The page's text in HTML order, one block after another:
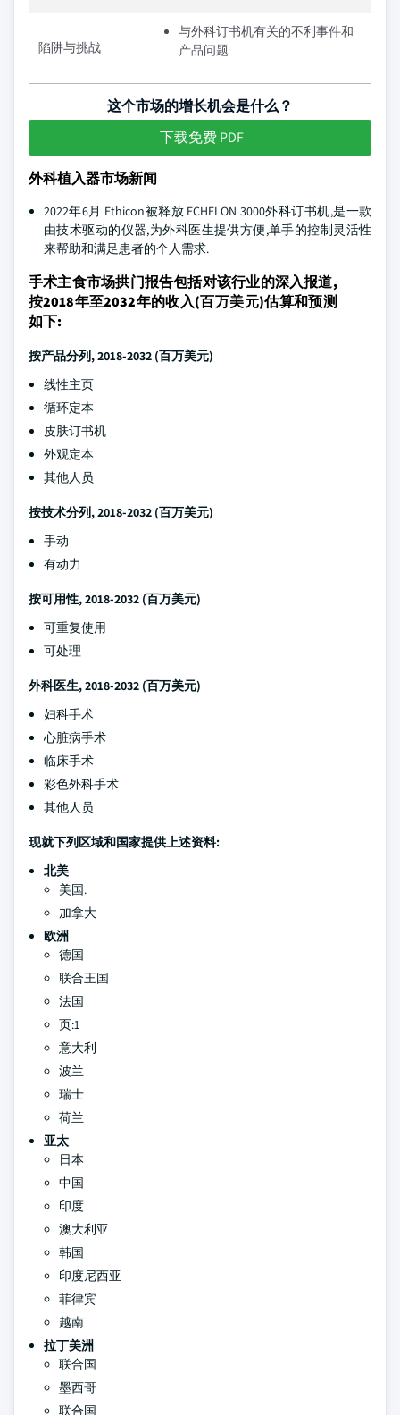
陷阱与挑战
与外科订书机有关的不利事件和
产品问题
这个市场的增长机会是什么？
下载免费 PDF
外科植入器市场新闻
2022年6月 Ethicon被释放 ECHELON 3000外科订书机,是一款
由技术驱动的仪器,为外科医生提供方便,单手的控制灵活性
来帮助和满足患者的个人需求.
手术主食市场拱门报告包括对该行业的深入报道,
按2018年至2032年的收入(百万美元)估算和预测
如下:
按产品分列, 2018-2032 (百万美元)
线性主页
循环定本
皮肤订书机
外观定本
其他人员
按技术分列, 2018-2032 (百万美元)
手动
有动力
按可用性, 2018-2032 (百万美元)
可重复使用
可处理
外科医生, 2018-2032 (百万美元)
妇科手术
心脏病手术
临床手术
彩色外科手术
其他人员
现就下列区域和国家提供上述资料:
北美
美国.
加拿大
欧洲
德国
联合王国
法国
页:1
意大利
波兰
瑞士
荷兰
亚太
日本
中国
印度
澳大利亚
韩国
印度尼西亚
菲律宾
越南
拉丁美洲
联合国
墨西哥
联合国